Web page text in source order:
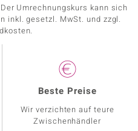
Umrechnungskurs kann sich
inkl. gesetzl. MwSt. und zzgl.
Beste Preise
Wir verzichten auf teure
Zwischenhändler